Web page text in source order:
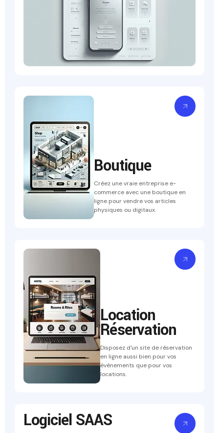
Boutique
Créez une vraie entreprise e-
commerce avec une boutique en
ligne pour vendre vos articles
physiques ou digitaux.
Location
Réservation
Disposez d'un site de réservation
en ligne aussi bien pour vos
événements que pour vos
locations.
Logiciel SAAS